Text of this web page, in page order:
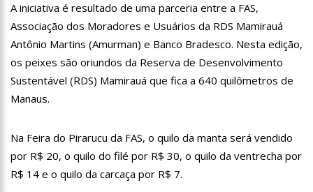
12:51 Hissa Abrahão dispara e deve ser o primeiro no Avante à
Câmara Federal
21:55 Hissa Abrahão fala em oportunidades para feirantes no
Eldorado
22:45 Hissa Abrahão tem candidatura deferida pela Justiça Eleitoral
10:39 Tecnologia 5G: Sinal em Manaus será ativado até novembro
deste ano
10:32 Vacinação contra Covid-19 acontece em 12 postos neste
sábado em Manaus
A iniciativa é resultado de uma parceria entre a FAS,
Associação dos Moradores e Usuários da RDS Mamirauá
Antônio Martins (Amurman) e Banco Bradesco. Nesta edição,
os peixes são oriundos da Reserva de Desenvolvimento
Sustentável (RDS) Mamirauá que fica a 640 quilômetros de
Manaus.
Na Feira do Pirarucu da FAS, o quilo da manta será vendido
por R$ 20, o quilo do filé por R$ 30, o quilo da ventrecha por
R$ 14 e o quilo da carcaça por R$ 7.